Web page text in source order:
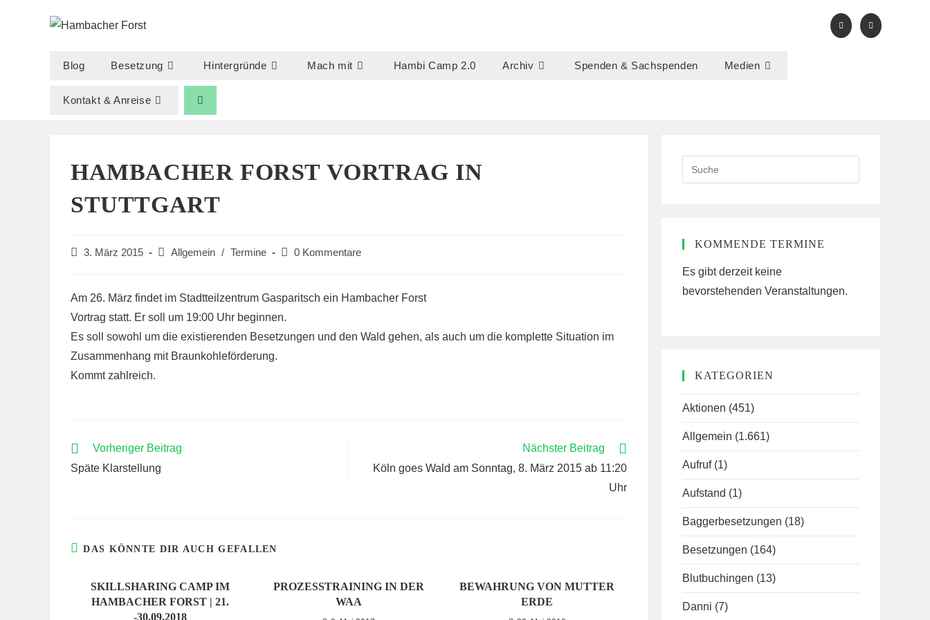
Blog Besetzung Hintergründe Mach mit Hambi Camp 2.0 Archiv Spenden & Sachspenden Medien
Kontakt & Anreise
HAMBACHER FORST VORTRAG IN
STUTTGART
Beitrag
3. März 2015
Beitrags-
Allgemein / Termine
Beitrags-
0 Kommentare
Am 26. März findet im Stadtteilzentrum Gasparitsch ein Hambacher Forst
Vortrag statt. Er soll um 19:00 Uhr beginnen.
Es soll sowohl um die existierenden Besetzungen und den Wald gehen, als auch um die komplette Situation im
Zusammenhang mit Braunkohleförderung.
Kommt zahlreich.
WEITERE
ANSEHEN
Vorheriger Beitrag
Späte Klarstellung
Nächster Beitrag
Köln goes Wald am Sonntag, 8. März 2015 ab 11:20
Uhr
DAS KÖNNTE DIR AUCH GEFALLEN
SKILLSHARING CAMP IM
HAMBACHER FORST | 21.
-30.09.2018
PROZESSTRAINING IN DER
WAA
BEWAHRUNG VON MUTTER
ERDE
this
KOMMENDE TERMINE
Es gibt derzeit keine
bevorstehenden Veranstaltungen.
KATEGORIEN
Aktionen (451)
Allgemein (1.661)
Aufruf (1)
Aufstand (1)
Baggerbesetzungen (18)
Besetzungen (164)
Blutbuchingen (13)
Danni (7)